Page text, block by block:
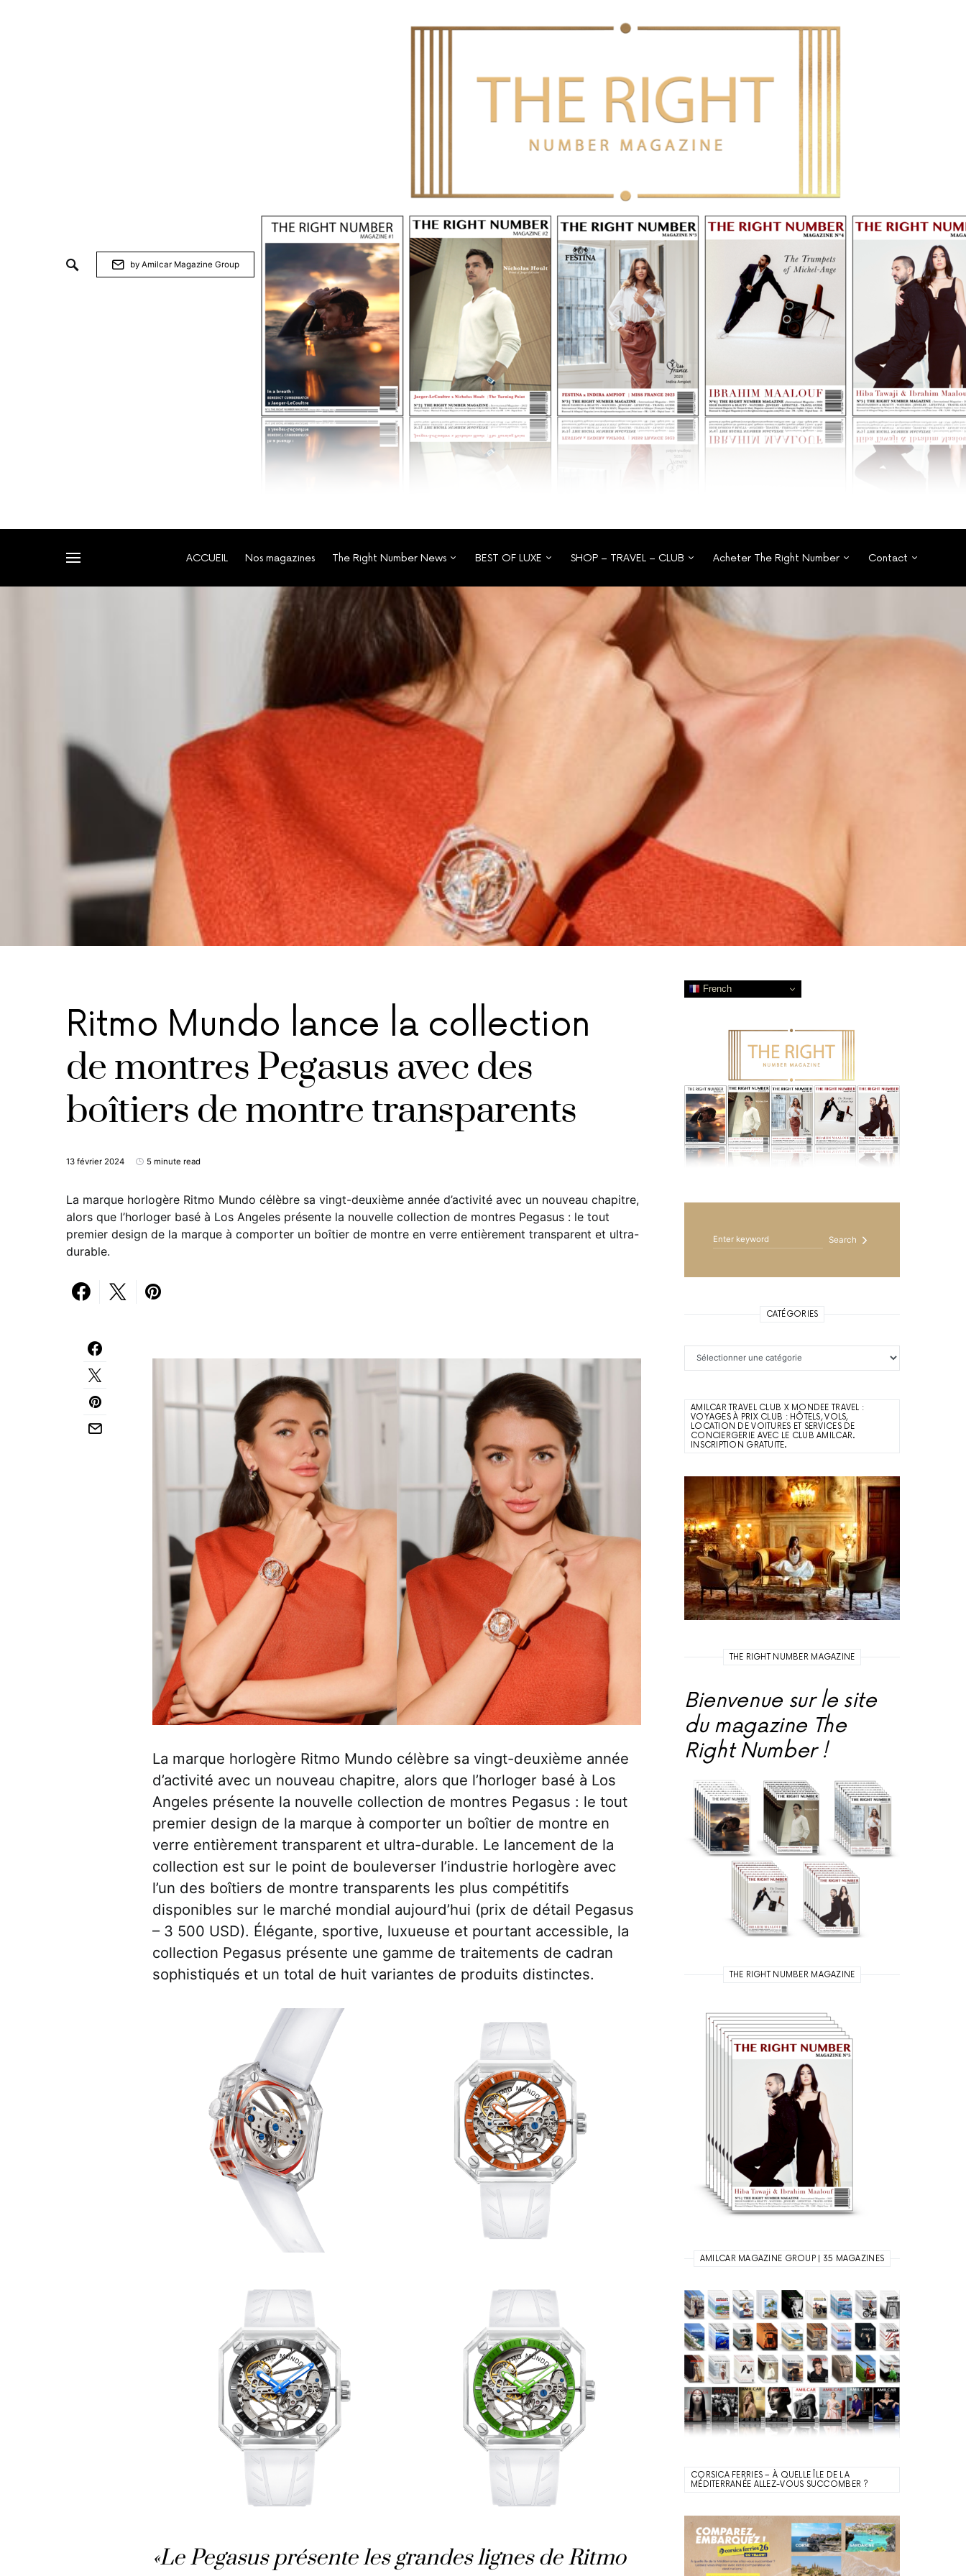
by Amilcar Magazine Group
ACCUEIL Nos magazines The Right Number News BEST OF LUXE SHOP – TRAVEL – CLUB Acheter The Right Number Contact
Ritmo Mundo lance la collection
de montres Pegasus avec des
boîtiers de montre transparents
13 février 2024 5 minute read
La marque horlogère Ritmo Mundo célèbre sa vingt-deuxième année d’activité avec un nouveau chapitre,
alors que l’horloger basé à Los Angeles présente la nouvelle collection de montres Pegasus : le tout
premier design de la marque à comporter un boîtier de montre en verre entièrement transparent et ultra-
durable.
La marque horlogère Ritmo Mundo célèbre sa vingt-deuxième année
d’activité avec un nouveau chapitre, alors que l’horloger basé à Los
Angeles présente la nouvelle collection de montres Pegasus : le tout
premier design de la marque à comporter un boîtier de montre en
verre entièrement transparent et ultra-durable. Le lancement de la
collection est sur le point de bouleverser l’industrie horlogère avec
l’un des boîtiers de montre transparents les plus compétitifs
disponibles sur le marché mondial aujourd’hui (prix de détail Pegasus
– 3 500 USD). Élégante, sportive, luxueuse et pourtant accessible, la
collection Pegasus présente une gamme de traitements de cadran
sophistiqués et un total de huit variantes de produits distinctes.
«Le Pegasus présente les grandes lignes de Ritmo
French
Search
CATÉGORIES
AMILCAR TRAVEL CLUB X MONDEE TRAVEL :
VOYAGES À PRIX CLUB : HÔTELS, VOLS,
LOCATION DE VOITURES ET SERVICES DE
CONCIERGERIE AVEC LE CLUB AMILCAR.
INSCRIPTION GRATUITE.
THE RIGHT NUMBER MAGAZINE
Bienvenue sur le site
du magazine The
Right Number !
THE RIGHT NUMBER MAGAZINE
AMILCAR MAGAZINE GROUP | 35 MAGAZINES
CORSICA FERRIES – À QUELLE ÎLE DE LA
MÉDITERRANÉE ALLEZ-VOUS SUCCOMBER ?